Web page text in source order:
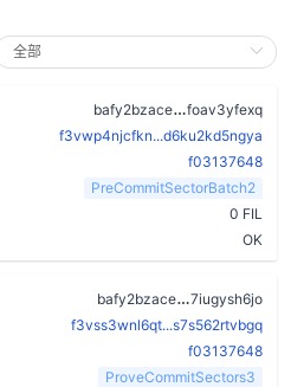
bafy2bzace
foav3yfexq
f3vwp4njcfkn...d6ku2kd5ngya
f03137648
PreCommitSectorBatch2
0 FIL
OK
bafy2bzace
7iugysh6jo
f3vss3wnl6qt...s7s562rtvbgq
f03137648
ProveCommitSectors3